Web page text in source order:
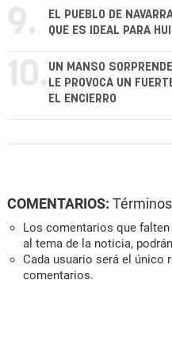
9.
EL PUEBLO DE
QUE ES IDEAL PARA
10. UN MANSO
LE PROVOCA UN
EL ENCIERRO
COMENTARIOS:
Los comentarios que
al tema de la noticia,
Cada usuario será el único
comentarios.